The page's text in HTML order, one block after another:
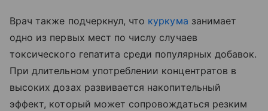
Врач также подчеркнул, что куркума занимает
одно из первых мест по числу случаев
токсического гепатита среди популярных добавок.
При длительном употреблении концентратов в
высоких дозах развивается накопительный
эффект, который может сопровождаться резким